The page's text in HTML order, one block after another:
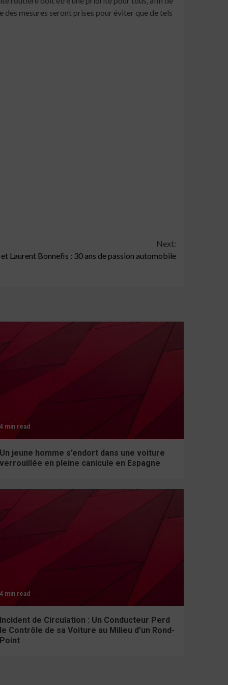
mesures seront prises pour éviter que de tels
Next:
Laurent Bonnefis : 30 ans de passion automobile
4 min read
Un jeune homme s’endort dans une voiture
verrouillée en pleine canicule en Espagne
4 min read
Incident de Circulation : Un Conducteur Perd
le Contrôle de sa Voiture au Milieu d’un Rond-
Point